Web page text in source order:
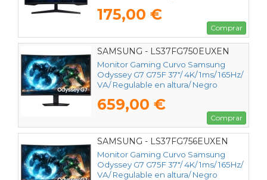
175,00 €
Comprar
SAMSUNG - LS37FG750EUXEN
Monitor Gaming Curvo Samsung
Odyssey G7 G75F 37"/ 4K/ 1ms/ 165Hz/
VA/ Regulable en altura/ Negro
659,00 €
Comprar
SAMSUNG - LS37FG756EUXEN
Monitor Gaming Curvo Samsung
Odyssey G7 G75F 37"/ 4K/ 1ms/ 165Hz/
VA/ Regulable en altura/ Negro